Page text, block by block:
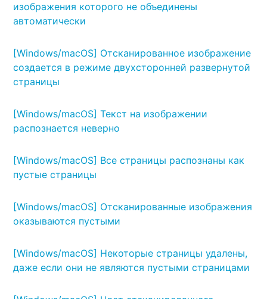
изображения которого не объединены
автоматически
[Windows/macOS] Отсканированное изображение
создается в режиме двухсторонней развернутой
страницы
[Windows/macOS] Текст на изображении
распознается неверно
[Windows/macOS] Все страницы распознаны как
пустые страницы
[Windows/macOS] Отсканированные изображения
оказываются пустыми
[Windows/macOS] Некоторые страницы удалены,
даже если они не являются пустыми страницами